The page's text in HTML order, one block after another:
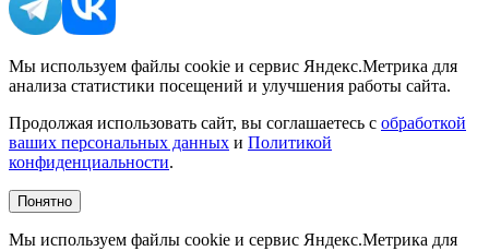
Мы используем файлы cookie и сервис Яндекс.Метрика для
анализа статистики посещений и улучшения работы сайта.
Продолжая использовать сайт, вы соглашаетесь с обработкой
ваших персональных данных и Политикой
конфиденциальности.
Понятно
Мы используем файлы cookie и сервис Яндекс.Метрика для